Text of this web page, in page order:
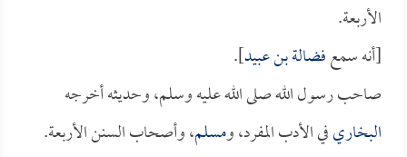
الأربعة.
[أنه سمعفضالة بن عبيد].
صاحب رسول الله صلى الله عليه وسلم، وحديثه أخرجه
البخاريفي الأدب المفرد، ومسلم، وأصحاب السنن الأربعة.